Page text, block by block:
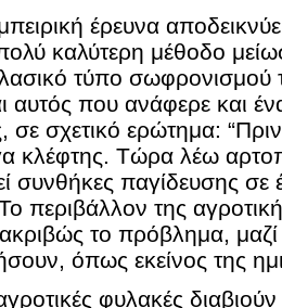
έρευνα
καλύτερη μέθοδο
τύπο σωφρονισμού
αυτός που ανάφερε και
σε σχετικό ερώτημα:
κλέφτης. Τώρα λέω
συνθήκες παγίδευσης σε
περιβάλλον της
το πρόβλημα,
όπως εκείνος της
φυλακές